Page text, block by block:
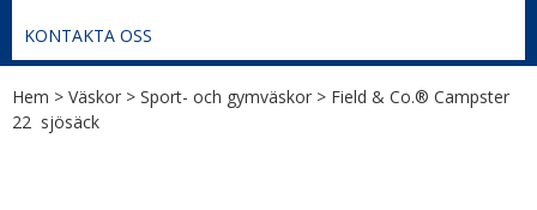
KONTAKTA OSS
Hem > Väskor > Sport- och gymväskor > Field & Co.® Campster
22  sjösäck